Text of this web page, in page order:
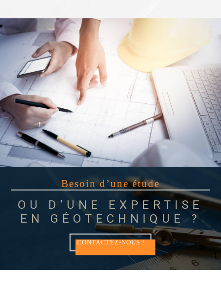
Besoin d’une étude
OU D’UNE EXPERTISE
EN GÉOTECHNIQUE ?
CONTACTEZ-NOUS !